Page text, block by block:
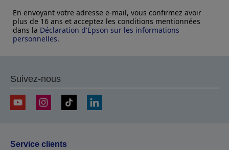
En envoyant votre adresse e-mail, vous confirmez avoir
plus de 16 ans et acceptez les conditions mentionnées
dans la Déclaration d'Epson sur les informations
personnelles.
Suivez-nous
Service clients